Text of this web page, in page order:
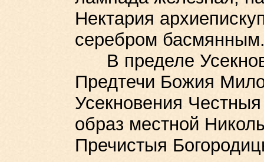
Нектария
серебром
В пределе
Предтечи Божия
Усекновения
образ местной
Пречистыя